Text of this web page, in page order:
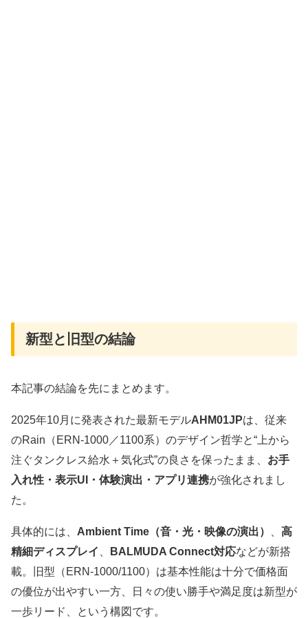
新型と旧型の結論
本記事の結論を先にまとめます。
2025年10月に発表された最新モデルAHM01JPは、従来
のRain（ERN-1000／1100系）のデザイン哲学と“上から
注ぐタンクレス給水＋気化式”の良さを保ったまま、 お手
入れ性・表示UI・体験演出・アプリ連携が強化されまし
た。
具体的には、 Ambient Time（音・光・映像の演出）
高
精細ディスプレイ
BALMUDA Connect対応などが新搭
載。旧型（ERN-1000/1100）は基本性能は十分で価格面
の優位が出やすい一方、日々の使い勝手や満足度は新型が
一歩リード、という構図です。